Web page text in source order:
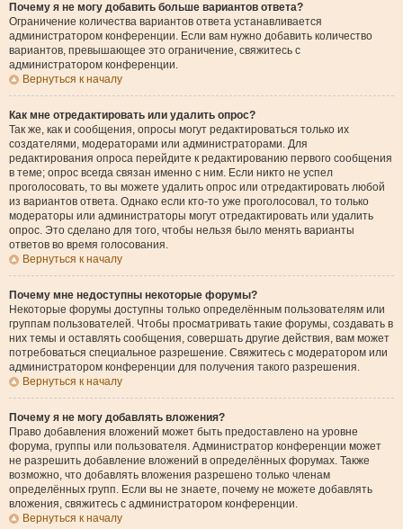
Почему я не могу добавить больше вариантов ответа?
Ограничение количества вариантов ответа устанавливается
администратором конференции. Если вам нужно добавить количество
вариантов, превышающее это ограничение, свяжитесь с
администратором конференции.
Вернуться к началу
Как мне отредактировать или удалить опрос?
Так же, как и сообщения, опросы могут редактироваться только их
создателями, модераторами или администраторами. Для
редактирования опроса перейдите к редактированию первого сообщения
в теме; опрос всегда связан именно с ним. Если никто не успел
проголосовать, то вы можете удалить опрос или отредактировать любой
из вариантов ответа. Однако если кто-то уже проголосовал, то только
модераторы или администраторы могут отредактировать или удалить
опрос. Это сделано для того, чтобы нельзя было менять варианты
ответов во время голосования.
Вернуться к началу
Почему мне недоступны некоторые форумы?
Некоторые форумы доступны только определённым пользователям или
группам пользователей. Чтобы просматривать такие форумы, создавать в
них темы и оставлять сообщения, совершать другие действия, вам может
потребоваться специальное разрешение. Свяжитесь с модератором или
администратором конференции для получения такого разрешения.
Вернуться к началу
Почему я не могу добавлять вложения?
Право добавления вложений может быть предоставлено на уровне
форума, группы или пользователя. Администратор конференции может
не разрешить добавление вложений в определённых форумах. Также
возможно, что добавлять вложения разрешено только членам
определённых групп. Если вы не знаете, почему не можете добавлять
вложения, свяжитесь с администратором конференции.
Вернуться к началу